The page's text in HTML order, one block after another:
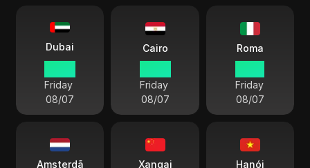
Dubai
Friday
08/07
Cairo
Friday
08/07
Roma
Friday
08/07
Amsterdã Xangai Hanói